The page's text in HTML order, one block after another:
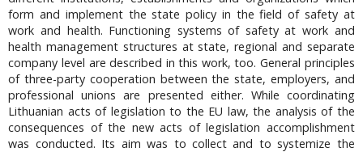
form and implement the state policy in the field of safety at
work and health. Functioning systems of safety at work and
health management structures at state, regional and separate
company level are described in this work, too. General principles
of three-party cooperation between the state, employers, and
professional unions are presented either. While coordinating
Lithuanian acts of legislation to the EU law, the analysis of the
consequences of the new acts of legislation accomplishment
was conducted. Its aim was to collect and to systemize the